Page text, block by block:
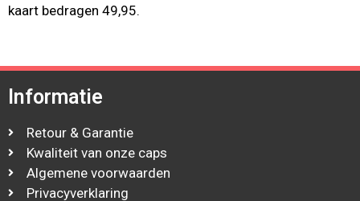
kaart bedragen 49,95.
Informatie
Retour & Garantie
Kwaliteit van onze caps
Algemene voorwaarden
Privacyverklaring